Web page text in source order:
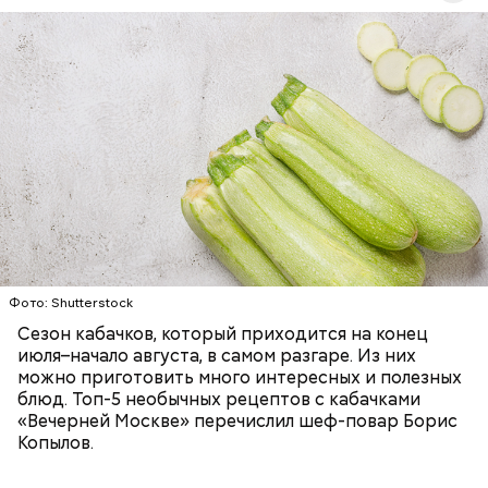
Фото: Shutterstock
Сезон кабачков, который приходится на конец
июля–начало августа, в самом разгаре. Из них
можно приготовить много интересных и полезных
блюд. Топ-5 необычных рецептов с кабачками
«Вечерней Москве» перечислил шеф-повар Борис
Копылов.
Ингредиенты:
ЕДА ОВОЩИ РЕЦЕПТЫ
Вред дыни
Фото: Shutterstock